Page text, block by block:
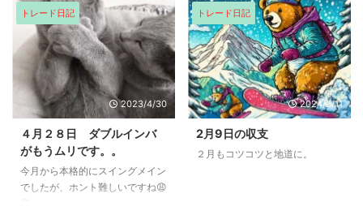
トレード日記
2023/4/30
４月２８日 ダブルインバ
がもうムリです。。
今月から本格的にスイングメイン
でしたが、ホント難しいですね😩
トレード日記
2024/2/11
2月9日の収支
２月もコツコツと地道に。